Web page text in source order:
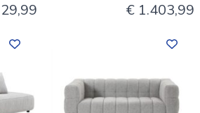
€ 1.403,99